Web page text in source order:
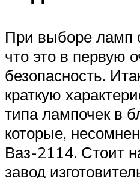
При выборе ламп
что это в первую
безопасность.
краткую
типа лампочек в
которые,
Ваз-2114. Стоит
завод